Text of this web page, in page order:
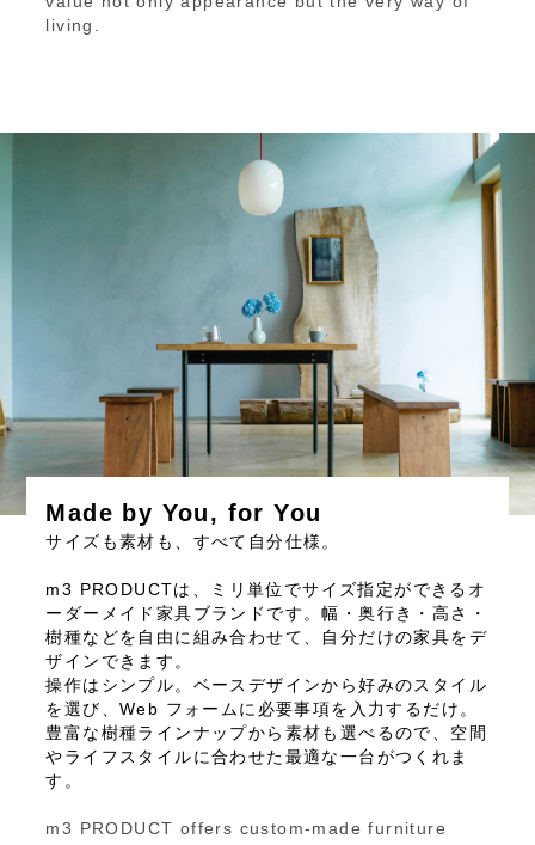
living.
Made by You, for You
サイズも素材も、すべて自分仕様。
m3 PRODUCTは、ミリ単位でサイズ指定ができるオ
ーダーメイド家具ブランドです。幅・奥行き・高さ・
樹種などを自由に組み合わせて、自分だけの家具をデ
ザインできます。
操作はシンプル。ベースデザインから好みのスタイル
を選び、Web フォームに必要事項を入力するだけ。
豊富な樹種ラインナップから素材も選べるので、空間
やライフスタイルに合わせた最適な一台がつくれま
す。
m3 PRODUCT offers custom-made furniture